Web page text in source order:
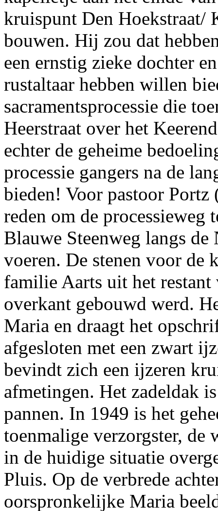
kruispunt Den Hoekstraat/
bouwen. Hij zou dat
een ernstig zieke dochter
rustaltaar hebben willen
sacramentsprocessie die
Heerstraat over het
echter de geheime
processie gangers na de
bieden! Voor pastoor
reden om de processieweg
Blauwe Steenweg langs
voeren. De stenen voor de
familie Aarts uit het
overkant gebouwd werd.
Maria en draagt het
afgesloten met een zwart
bevindt zich een ijzeren
afmetingen. Het zadeldak
pannen. In 1949 is het
toenmalige verzorgster, de
in de huidige situatie
Pluis. Op de verbrede
oorspronkelijke Maria